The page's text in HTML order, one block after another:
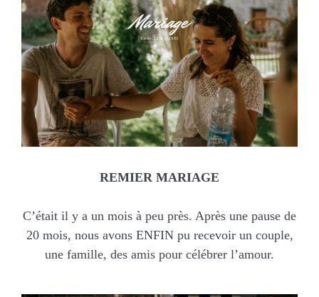
NOS ACTIVITES
CONTACT
REMIER MARIAGE
C’était il y a un mois à peu près. Après une pause de
20 mois, nous avons ENFIN pu recevoir un couple,
une famille, des amis pour célébrer l’amour.